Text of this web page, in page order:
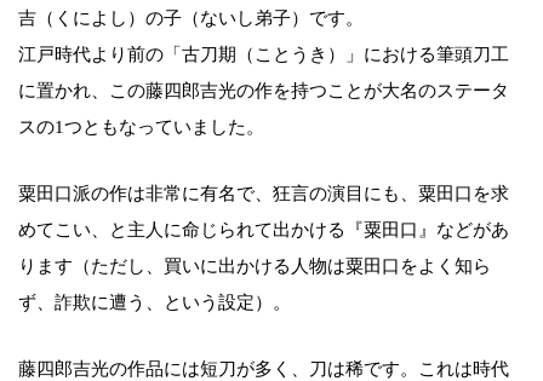
吉（くによし）の子（ないし弟子）です。
江戸時代より前の「古刀期（ことうき）」における筆頭刀工
に置かれ、この藤四郎吉光の作を持つことが大名のステータ
スの1つともなっていました。
粟田口派の作は非常に有名で、狂言の演目にも、粟田口を求
めてこい、と主人に命じられて出かける『粟田口』などがあ
ります（ただし、買いに出かける人物は粟田口をよく知ら
ず、詐欺に遭う、という設定）。
藤四郎吉光の作品には短刀が多く、刀は稀です。これは時代